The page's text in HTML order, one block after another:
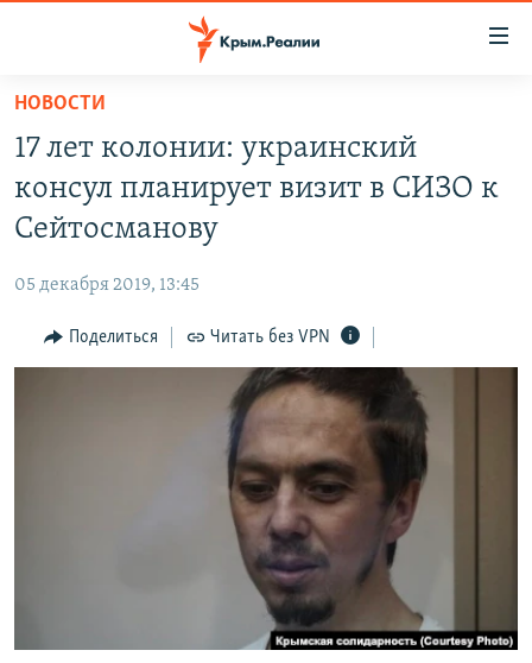
Вернуться
основному
содержанию
Вернутся
главной
навигации
Вернутся
ГРУЗ 200
11 ЛЕТ ОККУПАЦИИ КРЫМА. 11 ИСТОРИЙ СОПРОТИВЛЕНИЯ
ВОДА
ЕЩЕ
ИНТЕРАКТИВ
ТЕЛЕПРОЕКТ КРЫМ.РЕАЛИИ
СОВЕТЫ ПРАВОЗАЩИТНИКОВ
РАДІО СВОБОДА
КАК ОБОЙТИ БЛОКИРОВКУ
НОВОСТИ
17 лет колонии: украинский
консул планирует визит в СИЗО к
Сейтосманову
05 декабря 2019, 13:45
Поделиться Читать без VPN